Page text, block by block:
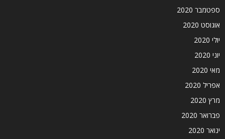
ספטמבר 2020
אוגוסט 2020
יולי 2020
יוני 2020
מאי 2020
אפריל 2020
מרץ 2020
פברואר 2020
ינואר 2020